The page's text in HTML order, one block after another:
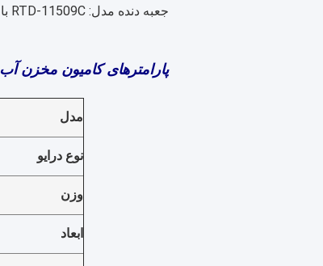
جعبه دنده مدل: RTD-11509C با اکستراکتور فلنج QH50
پارامترهای کامیون مخزن آب
مدل
نوع درایو
وزن
ابعاد